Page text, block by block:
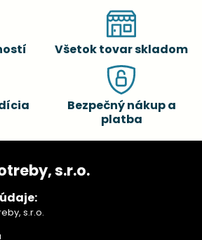
Všetok tovar skladom
Bezpečný nákup a
platba
s.r.o.
s.r.o.